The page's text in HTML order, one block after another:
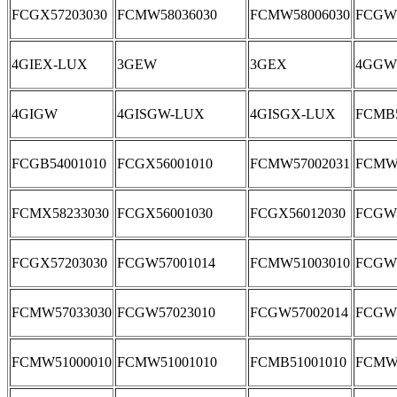
FCGX57203030 FCMW58036030 FCMW58006030
4GIEX-LUX 3GEW 3GEX 4GGW
4GIGW 4GISGW-LUX 4GISGX-LUX
FCGB54001010 FCGX56001010 FCMW57002031
FCMX58233030 FCGX56001030 FCGX56012030
FCGX57203030 FCGW57001014 FCMW51003010
FCMW57033030 FCGW57023010 FCGW57002014
FCMW51000010 FCMW51001010 FCMB51001010